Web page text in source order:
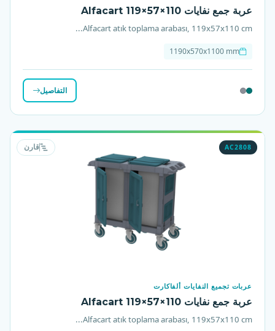
عربة جمع نفايات Alfacart 119×57×110
Alfacart atık toplama arabası, 119x57x110 cm...
1190x570x1100 mm
التفاصيل
AC2808 قارن
عربات تجميع النفايات ألفاكارت
عربة جمع نفايات Alfacart 119×57×110
Alfacart atık toplama arabası, 119x57x110 cm...